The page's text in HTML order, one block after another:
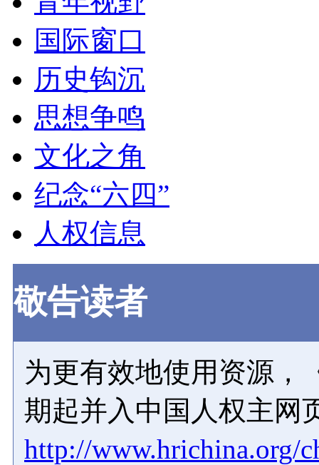
国际窗口
历史钩沉
思想争鸣
文化之角
纪念“六四”
人权信息
敬告读者
为更有效地使用资源，
期起并入中国人权主网
http://www.hrichina.org/